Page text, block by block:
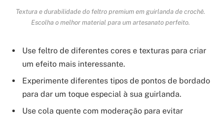
Textura e durabilidade do feltro premium em guirlanda de crochê.
Escolha o melhor material para um artesanato perfeito.
Use feltro de diferentes cores e texturas para criar
um efeito mais interessante.
Experimente diferentes tipos de pontos de bordado
para dar um toque especial à sua guirlanda.
Use cola quente com moderação para evitar